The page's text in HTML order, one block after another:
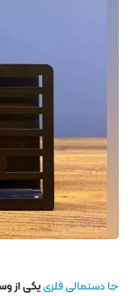
جا دستمالی فلزییکی از